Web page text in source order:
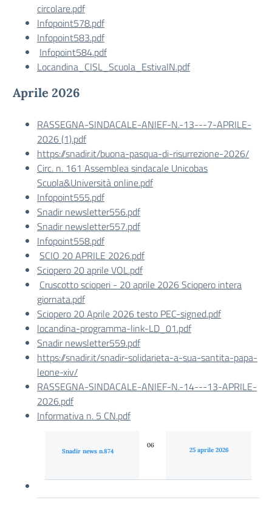
circolare.pdf
Infopoint578.pdf
Infopoint583.pdf
Infopoint584.pdf
Locandina_CISL_Scuola_EstivaIN.pdf
Aprile 2026
RASSEGNA-SINDACALE-ANIEF-N.-13---7-APRILE-
2026 (1).pdf
https://snadir.it/buona-pasqua-di-risurrezione-2026/
Circ. n. 161 Assemblea sindacale Unicobas
Scuola&Università online.pdf
Infopoint555.pdf
Snadir newsletter556.pdf
Snadir newsletter557.pdf
Infopoint558.pdf
SCIO 20 APRILE 2026.pdf
Sciopero 20 aprile VOL.pdf
Cruscotto scioperi - 20 aprile 2026 Sciopero intera
giornata.pdf
Sciopero 20 Aprile 2026 testo PEC-signed.pdf
locandina-programma-link-LD_01.pdf
Snadir newsletter559.pdf
https://snadir.it/snadir-solidarieta-a-sua-santita-papa-
leone-xiv/
RASSEGNA-SINDACALE-ANIEF-N.-14---13-APRILE-
2026.pdf
Informativa n. 5 CN.pdf
Snadir news n.874
06
25 aprile 2026